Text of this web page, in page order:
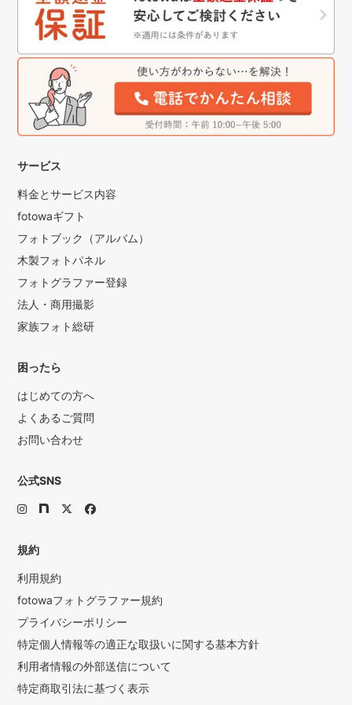
サービス
料金とサービス内容
fotowaギフト
フォトブック（アルバム）
木製フォトパネル
フォトグラファー登録
法人・商用撮影
家族フォト総研
困ったら
はじめての方へ
よくあるご質問
お問い合わせ
公式SNS
規約
利用規約
fotowaフォトグラファー規約
プライバシーポリシー
特定個人情報等の適正な取扱いに関する基本方針
利用者情報の外部送信について
特定商取引法に基づく表示